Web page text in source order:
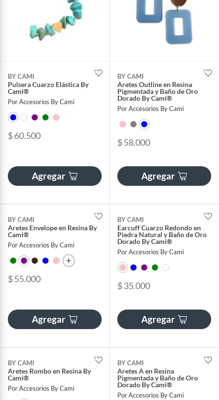
BY CAMI
Pulsera Cuarzo Elástica By
Cami®
Por Accesorios By Cami
$ 60.500
Agregar
BY CAMI
Aretes Outline en Resina
Pigmentada y Baño de Oro
Dorado By Cami®
Por Accesorios By Cami
$ 58.000
Agregar
BY CAMI
Aretes Envelope en Resina By
Cami®
Por Accesorios By Cami
$ 55.000
Agregar
BY CAMI
Earcuff Cuarzo Redondo en
Piedra Natural y Baño de Oro
Dorado By Cami®
Por Accesorios By Cami
$ 35.000
Agregar
BY CAMI
Aretes Rombo en Resina By
Cami®
Por Accesorios By Cami
BY CAMI
Aretes A en Resina
Pigmentada y Baño de Oro
Dorado By Cami®
Por Accesorios By Cami